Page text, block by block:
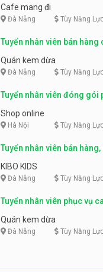
parttime, fulltime
Cafe mang đi
Đà Nẵng Tùy Năng Lực
Tuyển nhân viên bán hàng
Quán kem dừa
Đà Nẵng Tùy Năng Lực
Tuyển nhân viên đóng gói
fulltime
Shop online
Hà Nội Tùy Năng Lực
Tuyển nhân viên bán
– Kibo Kid
KIBO KIDS
Đà Nẵng Tùy Năng Lực
Tuyển nhân viên phục vụ
dừa
Quán kem dừa
Đà Nẵng Tùy Năng Lực